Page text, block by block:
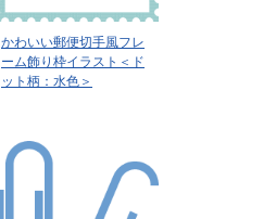
かわいい郵便切手風フレ
ーム飾り枠イラスト＜ド
ット柄：水色＞